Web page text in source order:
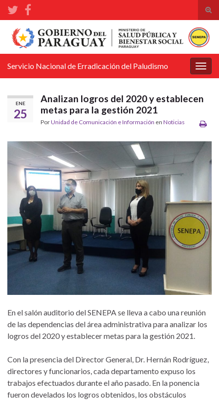
el
de
Search for:
la
Servicio Nacional de Erradicación del Paludismo
ENE
25
Analizan logros del 2020 y establecen
metas para la gestión 2021
PorUnidad de Comunicación e Información en Noticias
En el salón auditorio del SENEPA se lleva a cabo una reunión
de las dependencias del área administrativa para analizar los
logros del 2020 y establecer metas para la gestión 2021.
Con la presencia del Director General, Dr. Hernán Rodríguez,
directores y funcionarios, cada departamento expuso los
trabajos efectuados durante el año pasado. En la ponencia
fueron develados los logros obtenidos, los obstáculos